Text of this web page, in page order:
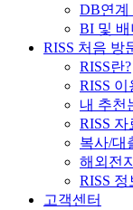
DB연계
BI 및 배
RISS 처음 방
RISS란?
RISS
내 추천
RISS
복사/대
해외전
RISS
고객센터